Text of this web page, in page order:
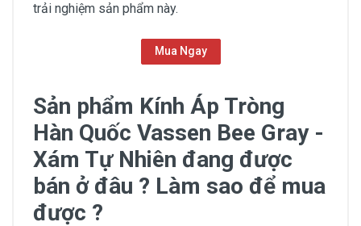
trải nghiệm sản phẩm này.
Mua Ngay
Sản phẩm Kính Áp Tròng
Hàn Quốc Vassen Bee Gray -
Xám Tự Nhiên đang được
bán ở đâu ? Làm sao để mua
được ?